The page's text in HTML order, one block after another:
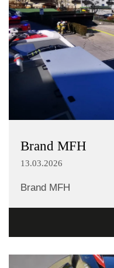
Brand MFH
13.03.2026
Brand MFH